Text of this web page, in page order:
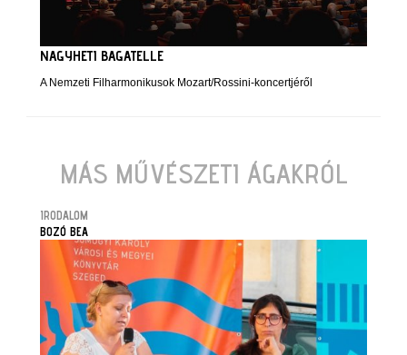
NAGYHETI BAGATELLE
A Nemzeti Filharmonikusok Mozart/Rossini-koncertjéről
MÁS MŰVÉSZETI ÁGAKRÓL
IRODALOM
BOZÓ BEA